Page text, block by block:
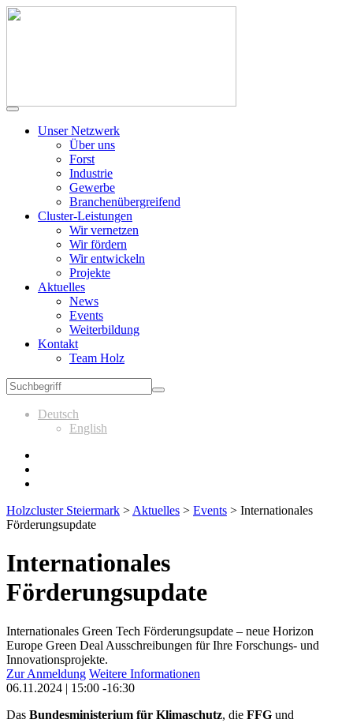
Unser Netzwerk
Über uns
Forst
Industrie
Gewerbe
Branchenübergreifend
Cluster-Leistungen
Wir vernetzen
Wir fördern
Wir entwickeln
Projekte
Aktuelles
News
Events
Weiterbildung
Kontakt
Team Holz
Deutsch
English
Holzcluster Steiermark > Aktuelles > Events > Internationales
Förderungsupdate
Internationales
Förderungsupdate
Internationales Green Tech Förderungsupdate – neue Horizon
Europe Green Deal Ausschreibungen für Ihre Forschungs- und
Innovationsprojekte.
Zur Anmeldung Weitere Informationen
06.11.2024 | 15:00 -16:30
Das Bundesministerium für Klimaschutz, die FFG und